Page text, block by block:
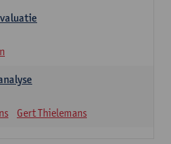
Gert Thielemans